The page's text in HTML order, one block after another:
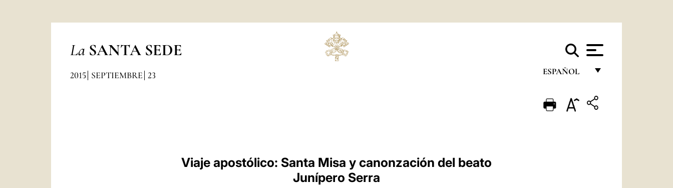
La SANTA SEDE
ESPAÑOL
ENGLISH
2015 SEPTIEMBRE 23
Viaje apostólico: Santa Misa y canonzación del beato
Junípero Serra